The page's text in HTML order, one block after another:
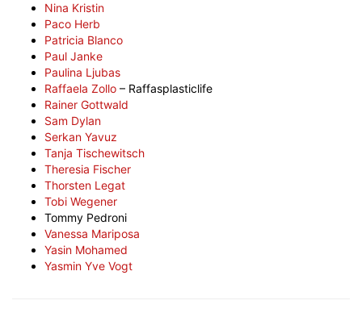
Nina Kristin
Paco Herb
Patricia Blanco
Paul Janke
Paulina Ljubas
Raffaela Zollo – Raffasplasticlife
Rainer Gottwald
Sam Dylan
Serkan Yavuz
Tanja Tischewitsch
Theresia Fischer
Thorsten Legat
Tobi Wegener
Tommy Pedroni
Vanessa Mariposa
Yasin Mohamed
Yasmin Yve Vogt